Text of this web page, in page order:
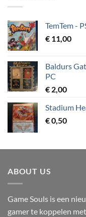
TemTem -
€ 11,00
Baldurs
PC
€ 2,00
Stadium
€0,50
ABOUT US
Game Souls is een
gamer te koppelen